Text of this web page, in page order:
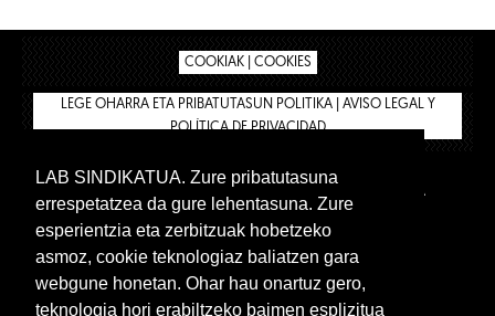
COOKIAK | COOKIES
LEGE OHARRA ETA PRIBATUTASUN POLITIKA | AVISO LEGAL Y
POLÍTICA DE PRIVACIDAD
BIZILAN.EUS
TIENDA
INTRANET 🔑
Castellano
LAB SINDIKATUA. Zure pribatutasuna
errespetatzea da gure lehentasuna. Zure
esperientzia eta zerbitzuak hobetzeko
asmoz, cookie teknologiaz baliatzen gara
webgune honetan. Ohar hau onartuz gero,
teknologia hori erabiltzeko baimen esplizitua